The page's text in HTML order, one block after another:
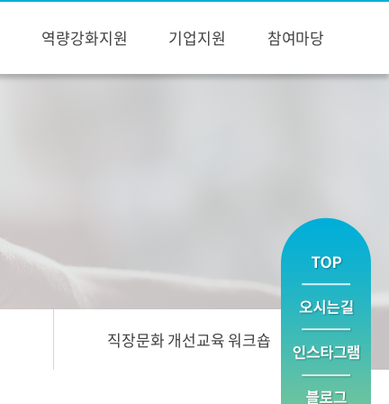
역량강화지원 기업지원 참여마당
직장문화 개선교육 워크숍